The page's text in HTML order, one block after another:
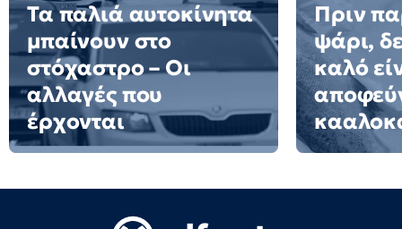
Τα παλιά αυτοκίνητα
μπαίνουν στο
στόχαστρο – Οι
αλλαγές που
έρχονται
Πριν
ψάρι,
καλό